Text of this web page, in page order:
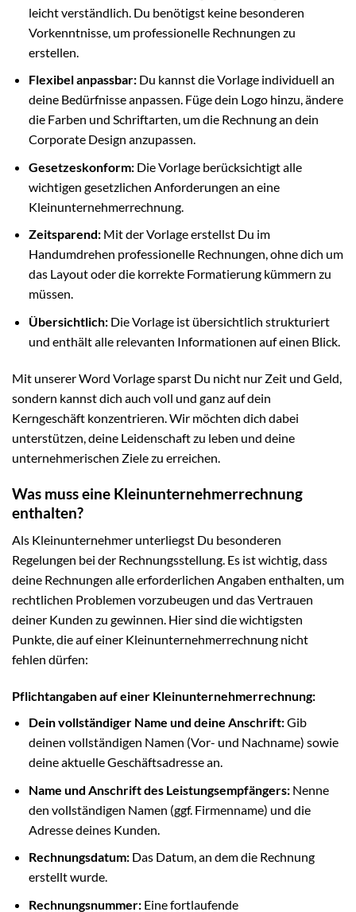
leicht verständlich. Du benötigst keine besonderen
Vorkenntnisse, um professionelle Rechnungen zu
erstellen.
Flexibel anpassbar:Du kannst die Vorlage individuell an
deine Bedürfnisse anpassen. Füge dein Logo hinzu, ändere
die Farben und Schriftarten, um die Rechnung an dein
Corporate Design anzupassen.
Gesetzeskonform:Die Vorlage berücksichtigt alle
wichtigen gesetzlichen Anforderungen an eine
Kleinunternehmerrechnung.
Zeitsparend:Mit der Vorlage erstellst Du im
Handumdrehen professionelle Rechnungen, ohne dich um
das Layout oder die korrekte Formatierung kümmern zu
müssen.
Übersichtlich:Die Vorlage ist übersichtlich strukturiert
und enthält alle relevanten Informationen auf einen Blick.
Mit unserer Word Vorlage sparst Du nicht nur Zeit und Geld,
sondern kannst dich auch voll und ganz auf dein
Kerngeschäft konzentrieren. Wir möchten dich dabei
unterstützen, deine Leidenschaft zu leben und deine
unternehmerischen Ziele zu erreichen.
Was muss eine Kleinunternehmerrechnung
enthalten?
Als Kleinunternehmer unterliegst Du besonderen
Regelungen bei der Rechnungsstellung. Es ist wichtig, dass
deine Rechnungen alle erforderlichen Angaben enthalten, um
rechtlichen Problemen vorzubeugen und das Vertrauen
deiner Kunden zu gewinnen. Hier sind die wichtigsten
Punkte, die auf einer Kleinunternehmerrechnung nicht
fehlen dürfen:
Pflichtangaben auf einer Kleinunternehmerrechnung:
Dein vollständiger Name und deine Anschrift:Gib
deinen vollständigen Namen (Vor- und Nachname) sowie
deine aktuelle Geschäftsadresse an.
Name und Anschrift des Leistungsempfängers:Nenne
den vollständigen Namen (ggf. Firmenname) und die
Adresse deines Kunden.
Rechnungsdatum:Das Datum, an dem die Rechnung
erstellt wurde.
Rechnungsnummer:Eine fortlaufende